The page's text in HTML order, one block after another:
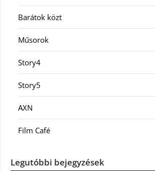
Barátok közt
Műsorok
Story4
Story5
AXN
Film Café
Legutóbbi bejegyzések